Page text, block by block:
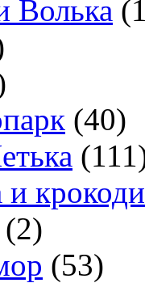
Волька
(40)
(2)
(53)